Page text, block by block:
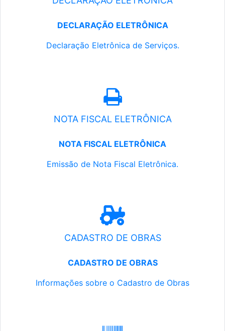
DECLARAÇÃO ELETRÔNICA
Declaração Eletrônica de Serviços.
NOTA FISCAL ELETRÔNICA
NOTA FISCAL ELETRÔNICA
Emissão de Nota Fiscal Eletrônica.
CADASTRO DE OBRAS
CADASTRO DE OBRAS
Informações sobre o Cadastro de Obras